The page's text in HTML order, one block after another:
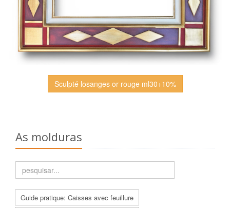
Sculpté losanges or rouge ml30+10%
As molduras
Guide pratique: Caisses avec feuillure